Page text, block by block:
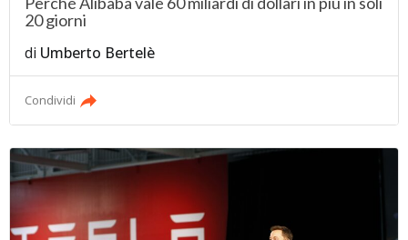
20 giorni
di Umberto Bertelè
Condividi